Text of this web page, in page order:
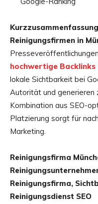
Reinigungsfirmen in
hochwertige Backlinks
lokale Sichtbarkeit bei
Autorität und generieren
Kombination aus SEO-
Platzierung sorgt für
Marketing.
Reinigungsfirma
Reinigungsfirma,
Reinigungsdienst SEO